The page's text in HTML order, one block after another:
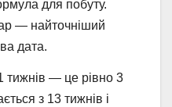
для побуту.
— найточніший
дата.
тижнів — це рівно 3
з 13 тижнів і